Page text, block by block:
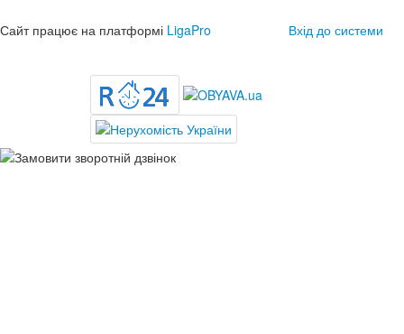
Сайт працює на платформі LigaPro Вхід до системи